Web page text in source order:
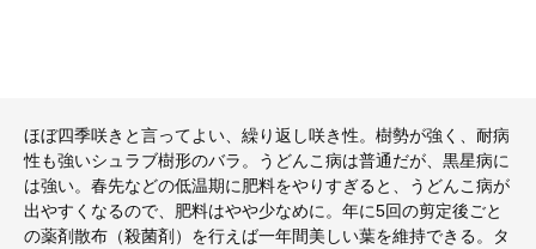
ほぼ四季咲きと言ってよい、繰り返し咲き性。樹勢が強く、耐病
性も強いシュラブ樹形のバラ。うどんこ病は普通だが、黒星病に
は強い。春先などの低温期に肥料をやりすぎると、うどんこ病が
出やすくなるので、肥料はやや少なめに。年に5回の剪定後ごと
の薬剤散布（殺菌剤）を行えば一年間美しい葉を維持できる。タ